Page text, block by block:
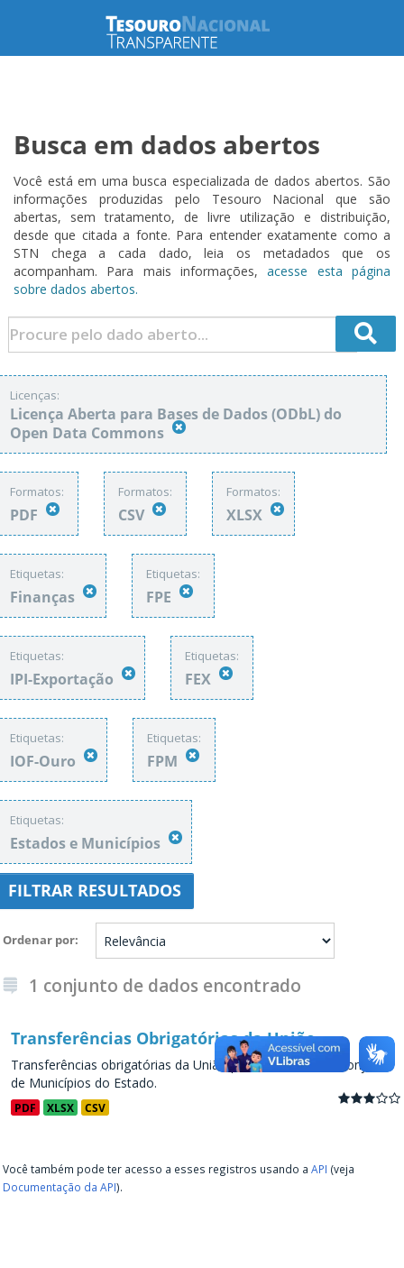
Busca em dados abertos
Você está em uma busca especializada de dados abertos. São
informações produzidas pelo Tesouro Nacional que são
abertas, sem tratamento, de livre utilização e distribuição,
desde que citada a fonte. Para entender exatamente como a
STN chega a cada dado, leia os metadados que os
acompanham. Para mais informações,acesse esta página
sobre dados abertos.
Licenças:
Licença Aberta para Bases de Dados (ODbL) do
Open Data Commons
Formatos:
PDF
Formatos:
CSV
Formatos:
XLSX
Etiquetas:
Finanças
Etiquetas:
FPE
Etiquetas:
IPI-Exportação
Etiquetas:
FEX
Etiquetas:
IOF-Ouro
Etiquetas:
FPM
Etiquetas:
Estados e Municípios
FILTRAR RESULTADOS
Ordenar por
1 conjunto de dados encontrado
Transferências Obrigatórias da União
Transferências obrigatórias da União para os Estados e conjunto
de Municípios do Estado.
PDF XLSX CSV
Você também pode ter acesso a esses registros usando a API (veja
Documentação da API).